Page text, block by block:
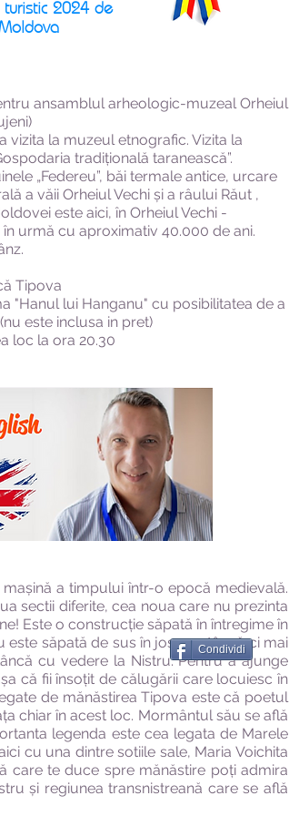
turistic 2024 de
ansamblul arheologic-muzeal Orheiul
vizita la muzeul etnografic. Vizita la
tradițională taranească”.
„Federeu”, băi termale antice, urcare
a văii Orheiul Vechi și a râului Răut ,
este aici, în Orheiul Vechi -
urmă cu aproximativ 40.000 de ani.
Tipova
"Hanul lui Hanganu" cu posibilitatea de a
este inclusa in pret)
loc la ora 20.30
a timpului într-o epocă medievală.
sectii diferite, cea noua care nu prezinta
Este o construcție săpată în întregime în
săpată de sus în jos pe stâncă ci mai
cu vedere la Nistru. Pentru a ajunge
că fii însoțit de călugării care locuiesc în
de mănăstirea Tipova este că poetul
chiar în acest loc. Mormântul său se află
legenda este cea legata de Marele
cu una dintre sotiile sale, Maria Voichita
care te duce spre mănăstire poți admira
și regiunea transnistreană care se află
Condividi